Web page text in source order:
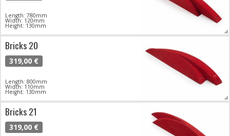
Length: 780mm
Width: 120mm
Height: 130mm
Bricks 20
319,00 €
Length: 800mm
Width: 110mm
Height: 130mm
Bricks 21
319,00 €